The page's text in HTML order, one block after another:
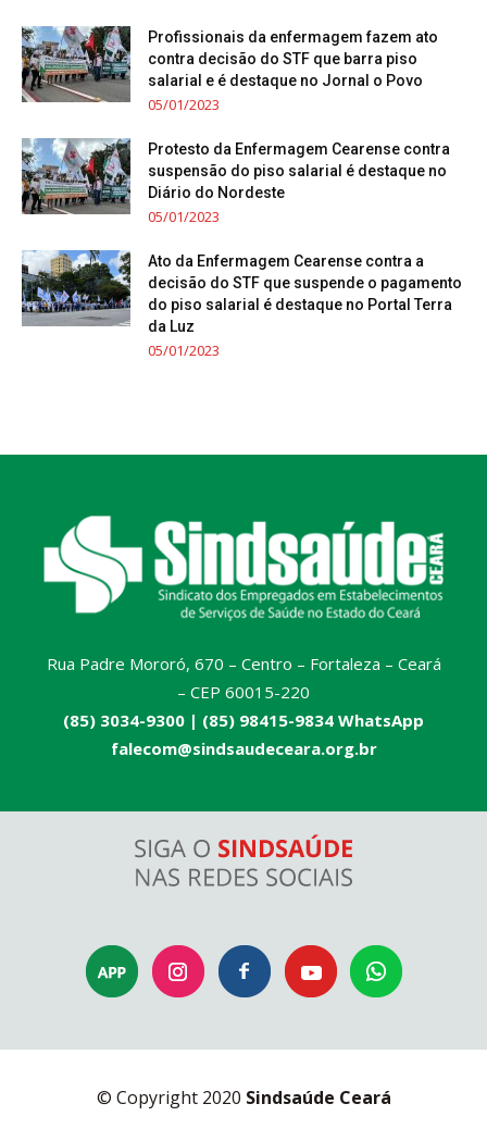
Profissionais da enfermagem fazem ato
contra decisão do STF que barra piso
salarial e é destaque no Jornal o Povo
05/01/2023
Protesto da Enfermagem Cearense contra
suspensão do piso salarial é destaque no
Diário do Nordeste
05/01/2023
Ato da Enfermagem Cearense contra a
decisão do STF que suspende o pagamento
do piso salarial é destaque no Portal Terra
da Luz
05/01/2023
Rua Padre Mororó, 670 – Centro – Fortaleza – Ceará
– CEP 60015-220
(85) 3034-9300 | (85) 98415-9834 WhatsApp
falecom@sindsaudeceara.org.br
© Copyright 2020 Sindsaúde Ceará